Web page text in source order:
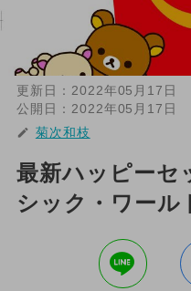
更新日： 2022年05月17日
公開日： 2022年05月17日
菊次和枝
最新ハッピー
シック・ワール